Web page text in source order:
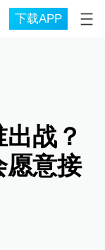
下载APP
战？
愿意接